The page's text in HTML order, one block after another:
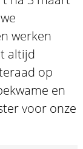
werken
altijd
op
en
voor onze